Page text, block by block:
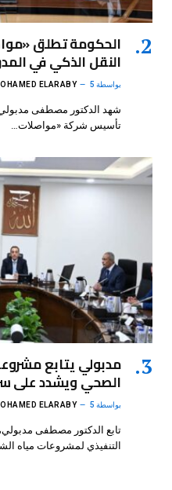
الحكومة تطلق
النقل الذكي في
بواسطة ELARABY 5 أغسطس، 2026
شهد الدكتور مصطفى
تأسيس شركة «مواصلات…
مدبولي يتابع
الصحي ويشدد على
بواسطة ELARABY 5 أغسطس، 2026
تابع الدكتور مصطفى
التنفيذي لمشروعات مياه